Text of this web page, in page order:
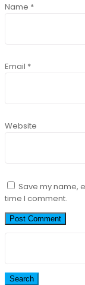
Name *
Email *
Website
Save my name,
time I comment.